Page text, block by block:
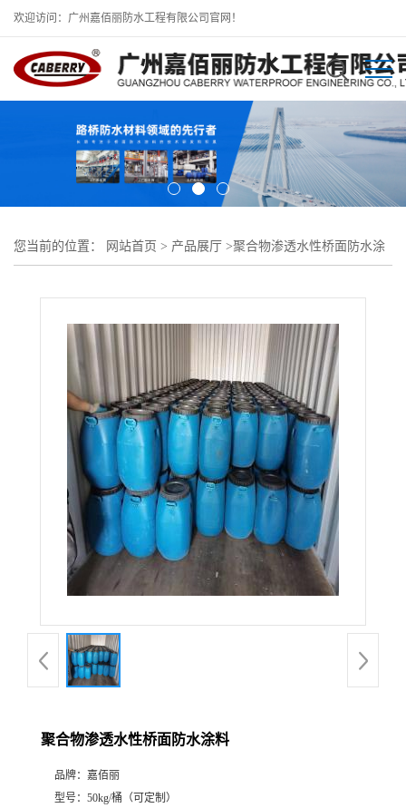
欢迎访问：广州嘉佰丽防水工程有限公司官网！
您当前的位置： 网站首页 > 产品展厅 >聚合物渗透水性桥面防水涂
聚合物渗透水性桥面防水涂料
品牌： 嘉佰丽
型号： 50kg/桶（可定制）